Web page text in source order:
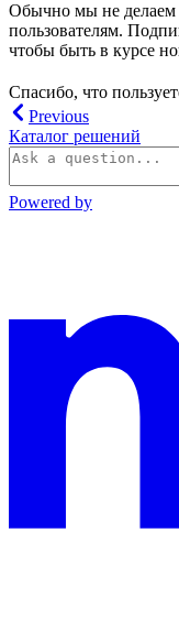
Обычно мы не
пользователям.
чтобы быть в курсе
Спасибо, что
Previous
Каталог решений
Powered by